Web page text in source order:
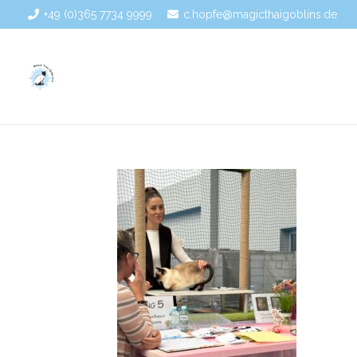
+49 (0)365 7734 9999 c.hopfe@magicthaigoblins.de